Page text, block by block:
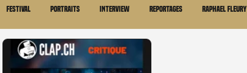
Festival Portraits Interview Reportages Raphael Fleury
VOD Annonce Evénement